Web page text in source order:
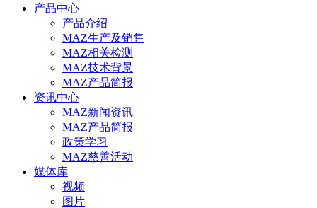
产品中心
产品介绍
MAZ生产及销售
MAZ相关检测
MAZ技术背景
MAZ产品简报
资讯中心
MAZ新闻资讯
MAZ产品简报
政策学习
MAZ慈善活动
媒体库
视频
图片